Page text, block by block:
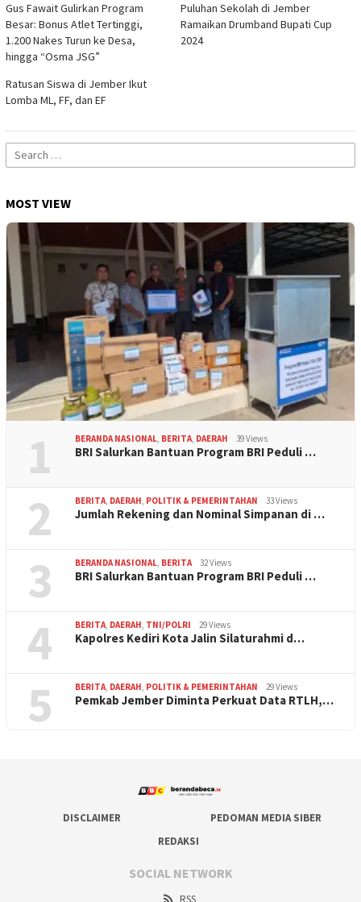
Gus Fawait Gulirkan Program
Besar: Bonus Atlet Tertinggi,
1.200 Nakes Turun ke Desa,
hingga “Osma JSG”
Puluhan Sekolah di Jember
Ramaikan Drumband Bupati Cup
2024
Ratusan Siswa di Jember Ikut
Lomba ML, FF, dan EF
Search
for:
MOST VIEW
1 BERANDA NASIONAL, BERITA, DAERAH 39 Views
BRI Salurkan Bantuan Program BRI Peduli …
2 BERITA, DAERAH, POLITIK & PEMERINTAHAN 33 Views
Jumlah Rekening dan Nominal Simpanan di …
3 BERANDA NASIONAL, BERITA 32 Views
BRI Salurkan Bantuan Program BRI Peduli …
4 BERITA, DAERAH, TNI/POLRI 29 Views
Kapolres Kediri Kota Jalin Silaturahmi d…
5 BERITA, DAERAH, POLITIK & PEMERINTAHAN 29 Views
Pemkab Jember Diminta Perkuat Data RTLH,…
DISCLAIMER
PEDOMAN MEDIA SIBER
REDAKSI
SOCIAL NETWORK